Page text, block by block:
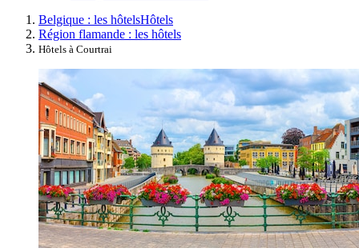
Belgique : les hôtelsHôtels
Région flamande : les hôtels
Hôtels à Courtrai